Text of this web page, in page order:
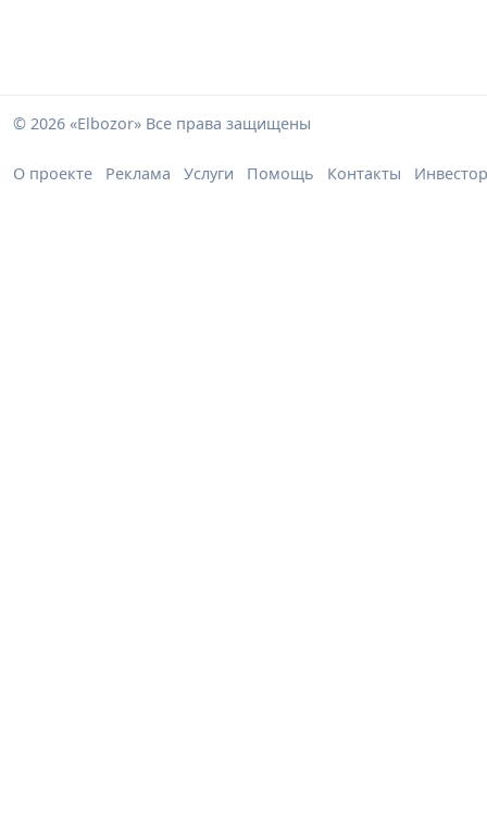
© 2026 «Elbozor» Все права защищены
О проекте Реклама Услуги Помощь Контакты